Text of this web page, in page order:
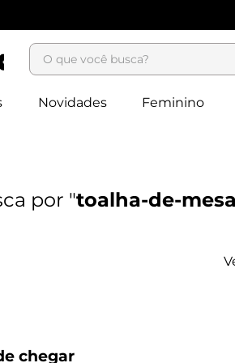
O que você busca?
Novidades Feminino
toalha-de-
chegar